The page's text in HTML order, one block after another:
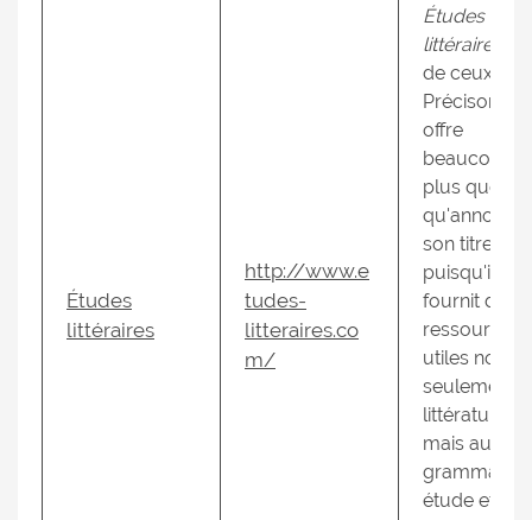
Études
littéraires
http://www.e
tudes-
litteraires.co
m/
Études
littéraires
de ceux-là.
Précisons
offre
beaucoup
plus que ce
qu'annonce
son titre,
puisqu'il
fournit des
ressources
utiles non
seulement
littérature,
mais aussi
grammaire,
étude et